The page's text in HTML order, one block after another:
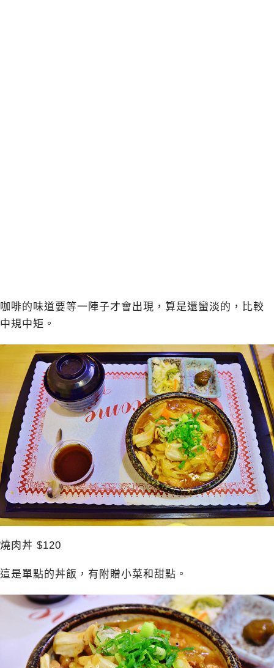
咖啡的味道要等一陣子才會出現，算是還蠻淡的，比較
中規中矩。
燒肉丼 $120
這是單點的丼飯，有附贈小菜和甜點。